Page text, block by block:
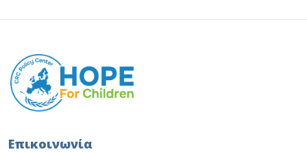
Επικοινωνία